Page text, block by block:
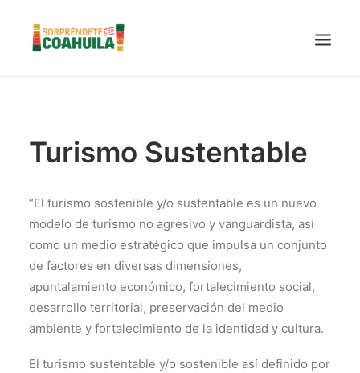
PUEBLOS MÁGICOS
TIERRA DE DINOSAURIOS
VINOS
CENTRO DE CONVENCIONES TORREÓN
TURISMO SUSTENTABLE
VIDEOS PROMOCIONALES
LINEAMIENTOS COVID19
Turismo Sustentable
“El turismo sostenible y/o sustentable es un nuevo
modelo de turismo no agresivo y vanguardista, así
como un medio estratégico que impulsa un conjunto
de factores en diversas dimensiones,
apuntalamiento económico, fortalecimiento social,
desarrollo territorial, preservación del medio
ambiente y fortalecimiento de la identidad y cultura.
El turismo sustentable y/o sostenible así definido por